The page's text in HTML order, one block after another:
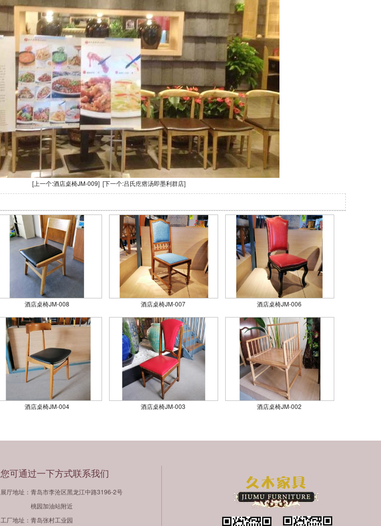
[上一个:酒店桌椅JM-009] [下一个:吕氏疙瘩汤即墨利群店]
酒店桌椅JM-008 酒店桌椅JM-007 酒店桌椅JM-006
酒店桌椅JM-004 酒店桌椅JM-003 酒店桌椅JM-002
您可通过一下方式联系我们
展厅地址：青岛市李沧区黑龙江中路3196-2号
桃园加油站附近
工厂地址：青岛张村工业园